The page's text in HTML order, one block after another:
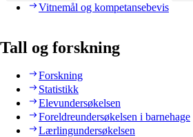
Vitnemål og kompetansebevis
Tall og forskning
Forskning
Statistikk
Elevundersøkelsen
Foreldreundersøkelsen i barnehage
Lærlingundersøkelsen